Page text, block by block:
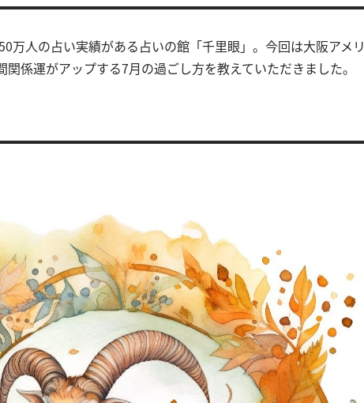
万人の占い実績がある占いの館「千里眼」。今回は大阪アメリ
関係運がアップする7月の過ごし方を教えていただきました。